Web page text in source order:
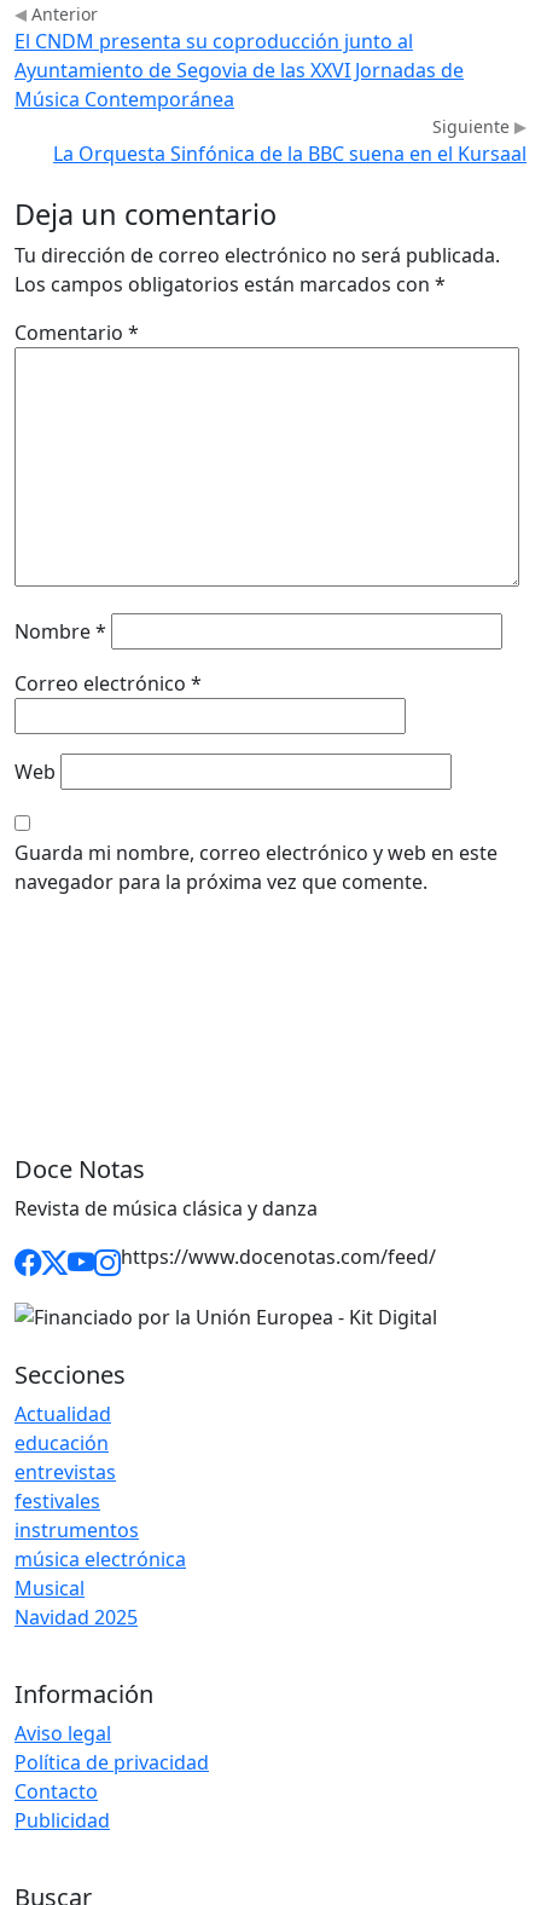
Anterior
El CNDM presenta su coproducción junto al
Ayuntamiento de Segovia de las XXVI Jornadas de
Música Contemporánea
Siguiente
La Orquesta Sinfónica de la BBC suena en el Kursaal
Deja un comentario
Tu dirección de correo electrónico no será publicada.
Los campos obligatorios están marcados con *
Comentario *
Nombre*
Correo electrónico *
Web
Guarda mi nombre, correo electrónico y web en este
navegador para la próxima vez que comente.
Doce Notas
Revista de música clásica y danza
https://www.docenotas.com/feed/
Secciones
Actualidad
educación
entrevistas
festivales
instrumentos
música electrónica
Musical
Navidad 2025
Información
Aviso legal
Política de privacidad
Contacto
Publicidad
Buscar